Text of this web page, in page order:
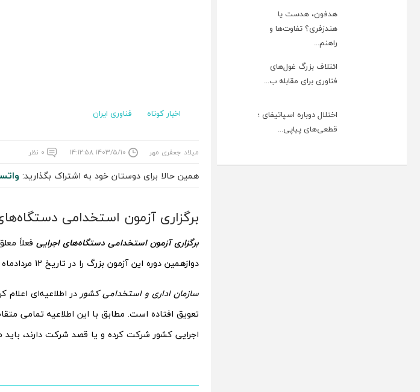
هدفون، هدست یا
هندزفری؟ تفاوت‌ها و
راهنم...
ائتلاف بزرگ غول‌های
فناوری برای مقابله ب...
اختلال دوباره اسپاتیفای ؛
قطعی‌های پیاپی...
اخبار کوتاه فناوری ایران
میلاد جعفری مهر ۱۴۰۳/۵/۱۰ ۱۴:۱۲:۵۸ ۰ نظر
همین حالا برای دوستان خود به اشتراک بگذارید:
برگزاری آزمون استخدامی
برگزاری آزمون استخدامی دستگاه‌های اجرایی فعلاً
دوازهمین دوره این آزمون بزرگ را در تاریخ 12 مردادماه 1403 برگزار کند.
سازمان اداری و استخدامی کشور در اطلاعیه‌ای
تعویق افتاده است. مطابق با این اطلاعیه تمامی
اجرایی کشور شرکت کرده و یا قصد شرکت دارند، باید